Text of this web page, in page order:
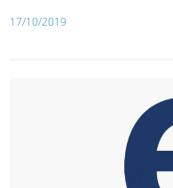
17/10/2019